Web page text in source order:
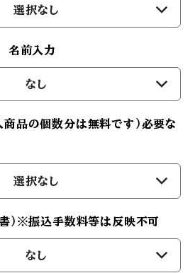
選択なし
名前入力
なし
品の個数分は無料です）必要な
選択なし
）※振込手数料等は反映不可
なし